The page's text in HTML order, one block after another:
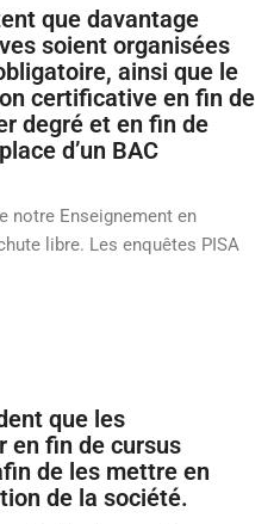
que davantage
soient organisées
ainsi que le
certificative en fin de
degré et en fin de
d’un BAC
notre Enseignement en
libre. Les enquêtes PISA
que les
en fin de cursus
de les mettre en
de la société.